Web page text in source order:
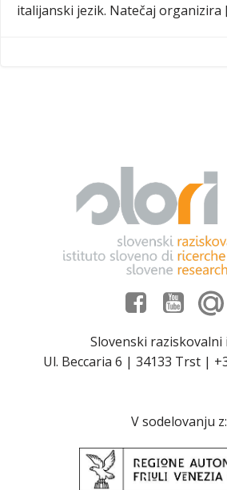
italijanski jezik. Natečaj organizira
Slovenski
Ul. Beccaria 6 | 34133 Trst |
V sodelovanju z: